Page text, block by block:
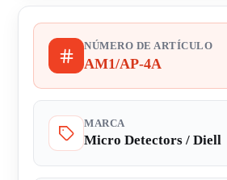
NÚMERO DE ARTÍCULO
AM1/AP-4A
MARCA
Micro Detectors / Diell